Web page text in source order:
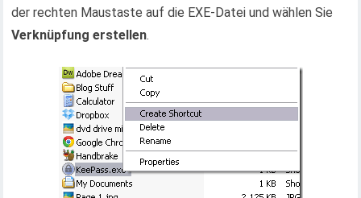
der rechten Maustaste auf die EXE-Datei und wählen Sie
Verknüpfung erstellen.